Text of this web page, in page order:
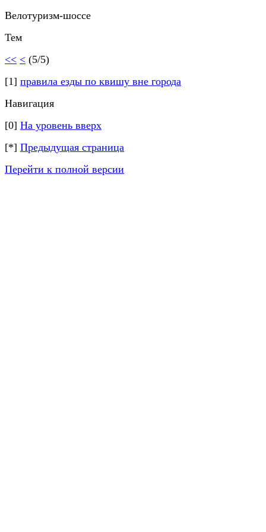
Велотуризм-шоссе
Тем
<< < (5/5)
[1] правила езды по квишу вне города
Навигация
[0] На уровень вверх
[*] Предыдущая страница
Перейти к полной версии